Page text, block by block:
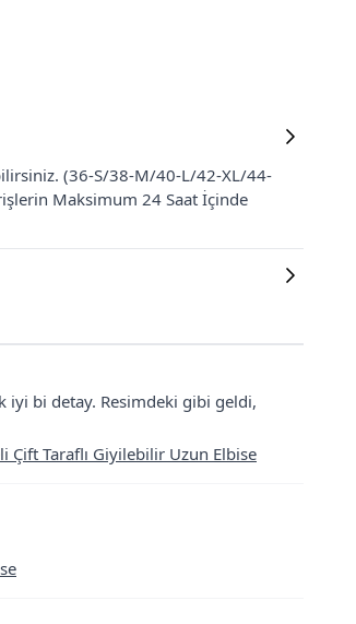
(36-S/38-M/40-L/42-XL/44-
Maksimum 24 Saat İçinde
iyi bi detay. Resimdeki gibi geldi,
Çift Taraflı Giyilebilir Uzun Elbise